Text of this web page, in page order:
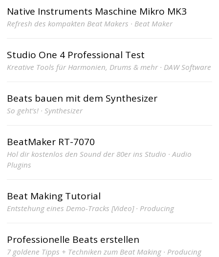
Native Instruments Maschine Mikro MK3
Refresh des kompakten Beat Makers · Beat Maker
Studio One 4 Professional Test
Kreative Tools für Harmonien, Drums & mehr · DAW Software
Beats bauen mit dem Synthesizer
So geht’s! · Synthesizer
BeatMaker RT-7070
Hol dir kostenlos den Sound der 80er ins Studio · Audio
Plugins
Beat Making Tutorial
Entstehung eines Demo-Tracks [Video] · Producing
Professionelle Beats erstellen
7 goldene Tipps + Techniken zum Beat Making · Producing